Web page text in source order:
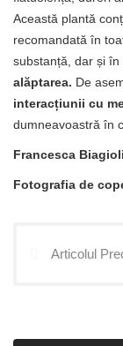
Această plantă
recomandată în
substanță, dar și
alăptarea. De
interacțiunii cu
dumneavoastră în
Francesca Biagioli
Fotografia de
Articolul